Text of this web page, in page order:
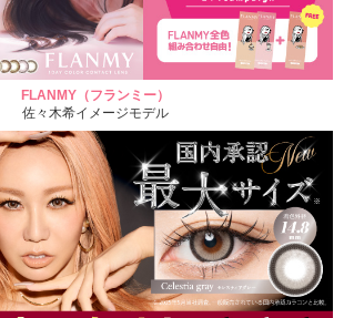
FLANMY（フランミー）
佐々木希イメージモデル